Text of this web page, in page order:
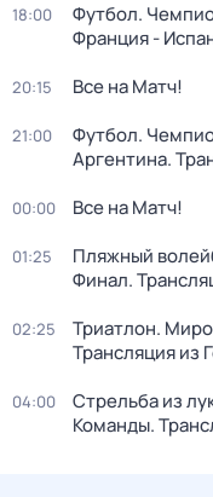
18:00
Футбол.
Франция -
20:15 Все на Матч!
21:00
Футбол.
Аргентина.
00:00 Все на Матч!
01:25
Пляжный
Финал.
02:25
Триатлон.
Трансляция из
04:00
Стрельба из
Команды.